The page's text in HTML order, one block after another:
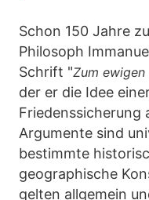
Schon 150 Jahre
Philosoph
Schrift "Zum ewigen
der er die Idee
Friedenssicherung
Argumente sind
bestimmte
geographische
gelten allgemein